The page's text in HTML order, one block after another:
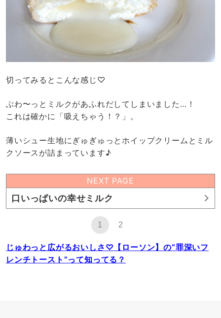
切ってみるとこんな感じ♡
ぶわ〜っとミルクがあふれだしてしまいました…！
これは確かに「吸えちゃう！？」。
薄いシュー生地にぎゅぎゅっとホイップクリームとミル
クソースが詰まっています♪
NEXT PAGE
口いっぱいの幸せミルク
1 2
じゅわっと広がるおいしさ♡【ローソン】の“罪深いフ
レンチトースト”って知ってる？